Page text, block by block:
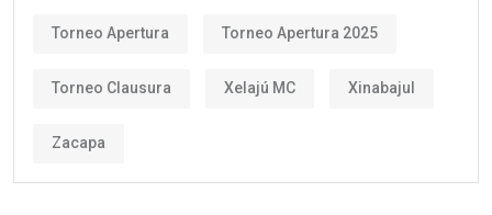
Torneo Apertura Torneo Apertura 2025
Torneo Clausura Xelajú MC Xinabajul
Zacapa